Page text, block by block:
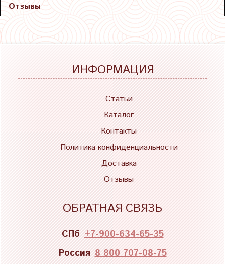
Отзывы
ИНФОРМАЦИЯ
Статьи
Каталог
Контакты
Политика конфиденциальности
Доставка
Отзывы
ОБРАТНАЯ СВЯЗЬ
СПб +7-900-634-65-35
Россия 8 800 707-08-75